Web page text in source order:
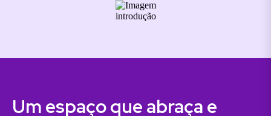
Um espaço que abraça e